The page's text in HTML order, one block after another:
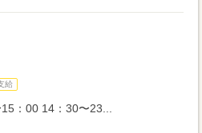
給
：00 14：30〜23...